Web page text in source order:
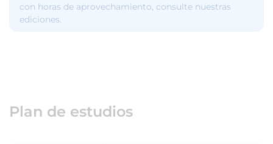
con horas de aprovechamiento, consulte nuestras
ediciones.
Plan de estudios